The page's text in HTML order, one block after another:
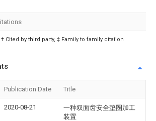
Cited by third party, ‡ Family to family citation
Publication Date Title
2020-08-21
一种双面齿安全垫圈加工
装置